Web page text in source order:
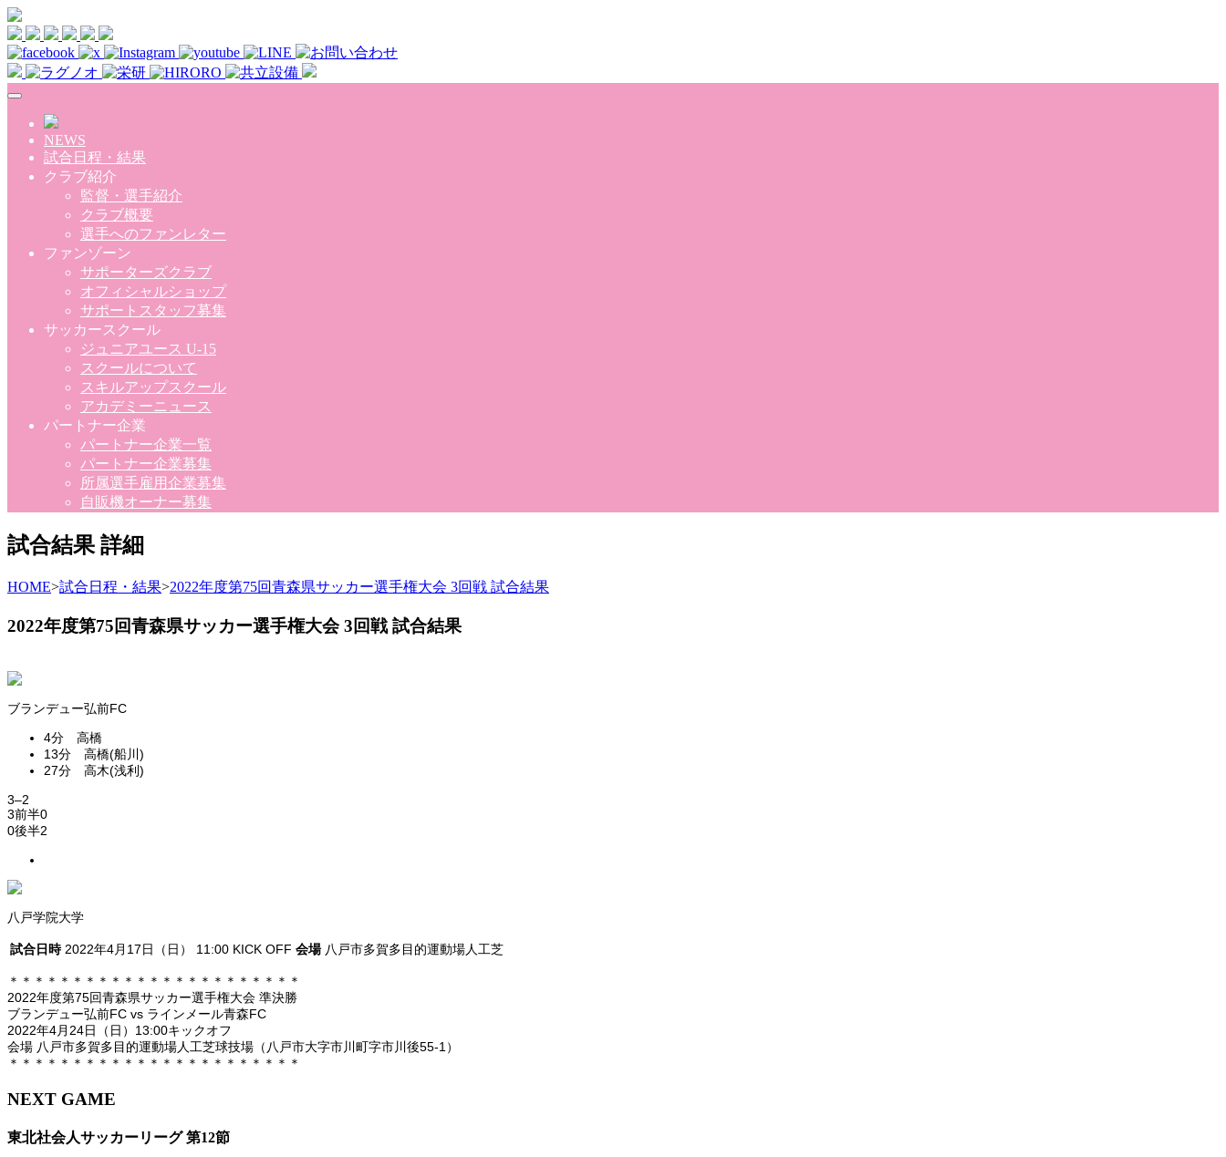
Skip to main content
NEWS
試合日程・結果
クラブ紹介
監督・選手紹介
クラブ概要
選手へのファンレター
ファンゾーン
サポーターズクラブ
オフィシャルショップ
サポートスタッフ募集
サッカースクール
ジュニアユース U-15
スクールについて
スキルアップスクール
アカデミーニュース
パートナー企業
パートナー企業一覧
パートナー企業募集
所属選手雇用企業募集
自販機オーナー募集
試合結果 詳細
HOME>試合日程・結果>2022年度第75回青森県サッカー選手権大会 3回戦 試合結果
2022年度第75回青森県サッカー選手権大会 3回戦 試合結果
ブランデュー弘前FC
4分 高橋
13分 高橋(船川)
27分 高木(浅利)
3–2
3前半0
0後半2
八戸学院大学
試合日時 2022年4月17日（日） 11:00 KICK OFF 会場 八戸市多賀多目的運動場人工芝
＊＊＊＊＊＊＊＊＊＊＊＊＊＊＊＊＊＊＊＊＊＊＊
2022年度第75回青森県サッカー選手権大会 準決勝
ブランデュー弘前FC vs ラインメール青森FC
2022年4月24日（日）13:00キックオフ
会場 八戸市多賀多目的運動場人工芝球技場（八戸市大字市川町字市川後55-1）
＊＊＊＊＊＊＊＊＊＊＊＊＊＊＊＊＊＊＊＊＊＊＊
NEXT GAME
東北社会人サッカーリーグ 第12節